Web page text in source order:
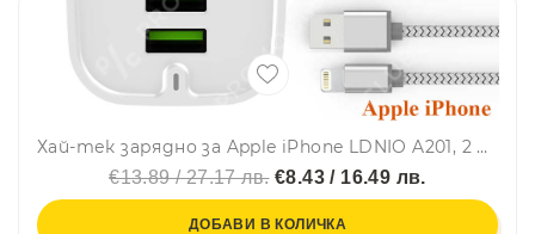
Хай-тек зарядно за Apple iPhone LDNIO A201, 2 USB 2.4A, кабел Apple iPhone
€13.89 / 27.17 лв.€8.43 / 16.49 лв.
ДОБАВИ В КОЛИЧКА